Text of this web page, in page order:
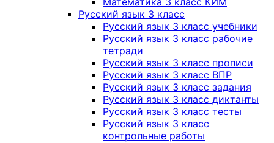
Русский язык 3 класс
Русский язык 3 класс учебники
Русский язык 3 класс рабочие
тетради
Русский язык 3 класс прописи
Русский язык 3 класс ВПР
Русский язык 3 класс задания
Русский язык 3 класс диктанты
Русский язык 3 класс тесты
Русский язык 3 класс
контрольные работы